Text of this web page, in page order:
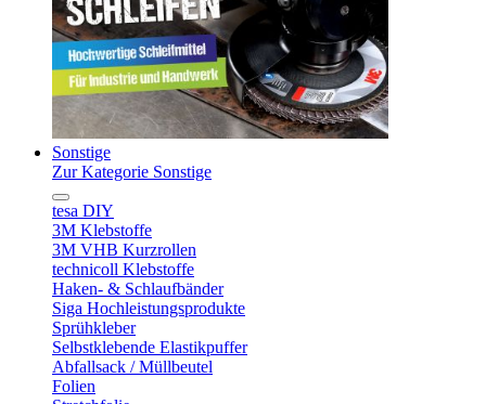
Sonstige
Zur Kategorie Sonstige
tesa DIY
3M Klebstoffe
3M VHB Kurzrollen
technicoll Klebstoffe
Haken- & Schlaufbänder
Siga Hochleistungsprodukte
Sprühkleber
Selbstklebende Elastikpuffer
Abfallsack / Müllbeutel
Folien